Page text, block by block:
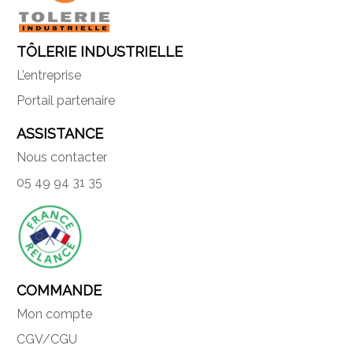
TÔLERIE INDUSTRIELLE
L’entreprise
Portail partenaire
ASSISTANCE
Nous contacter
05 49 94 31 35
COMMANDE
Mon compte
CGV/CGU